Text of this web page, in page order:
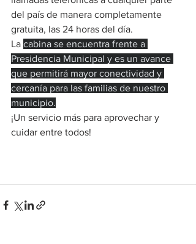
del país de manera completamente
gratuita, las 24 horas del día.
La cabina se encuentra frente a
Presidencia Municipal y es un avance
que permitirá mayor conectividad y
cercanía para las familias de nuestro
municipio.
¡Un servicio más para aprovechar y
cuidar entre todos!